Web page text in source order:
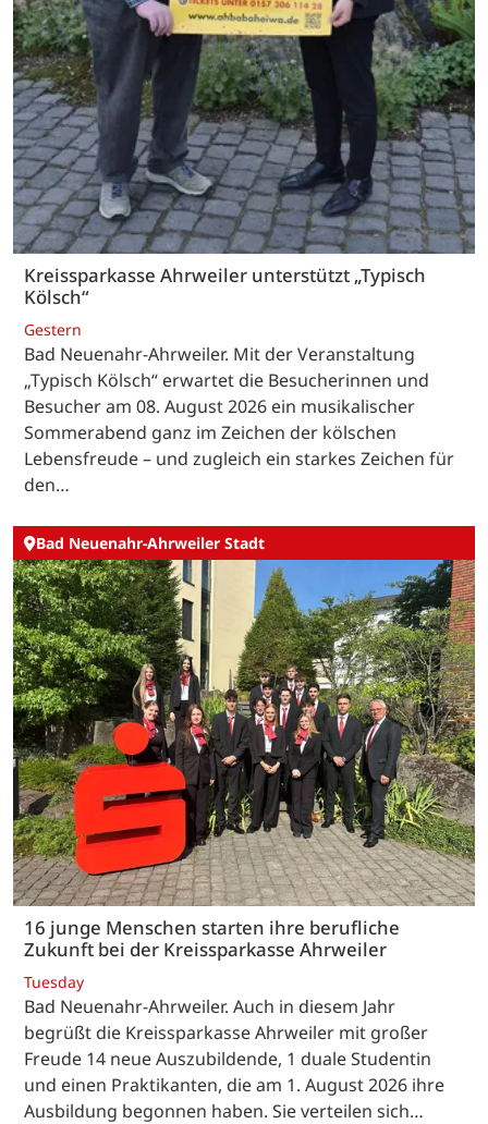
Kreissparkasse Ahrweiler unterstützt „Typisch
Kölsch“
Gestern
Bad Neuenahr-Ahrweiler. Mit der Veranstaltung
„Typisch Kölsch“ erwartet die Besucherinnen und
Besucher am 08. August 2026 ein musikalischer
Sommerabend ganz im Zeichen der kölschen
Lebensfreude – und zugleich ein starkes Zeichen für
den…
Bad Neuenahr-Ahrweiler Stadt
16 junge Menschen starten ihre berufliche
Zukunft bei der Kreissparkasse Ahrweiler
Tuesday
Bad Neuenahr-Ahrweiler. Auch in diesem Jahr
begrüßt die Kreissparkasse Ahrweiler mit großer
Freude 14 neue Auszubildende, 1 duale Studentin
und einen Praktikanten, die am 1. August 2026 ihre
Ausbildung begonnen haben. Sie verteilen sich…